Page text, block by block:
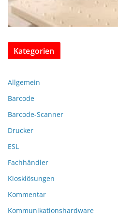
Kategorien
Allgemein
Barcode
Barcode-Scanner
Drucker
ESL
Fachhändler
Kiosklösungen
Kommentar
Kommunikationshardware